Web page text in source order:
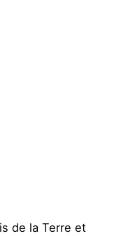
de la Terre et